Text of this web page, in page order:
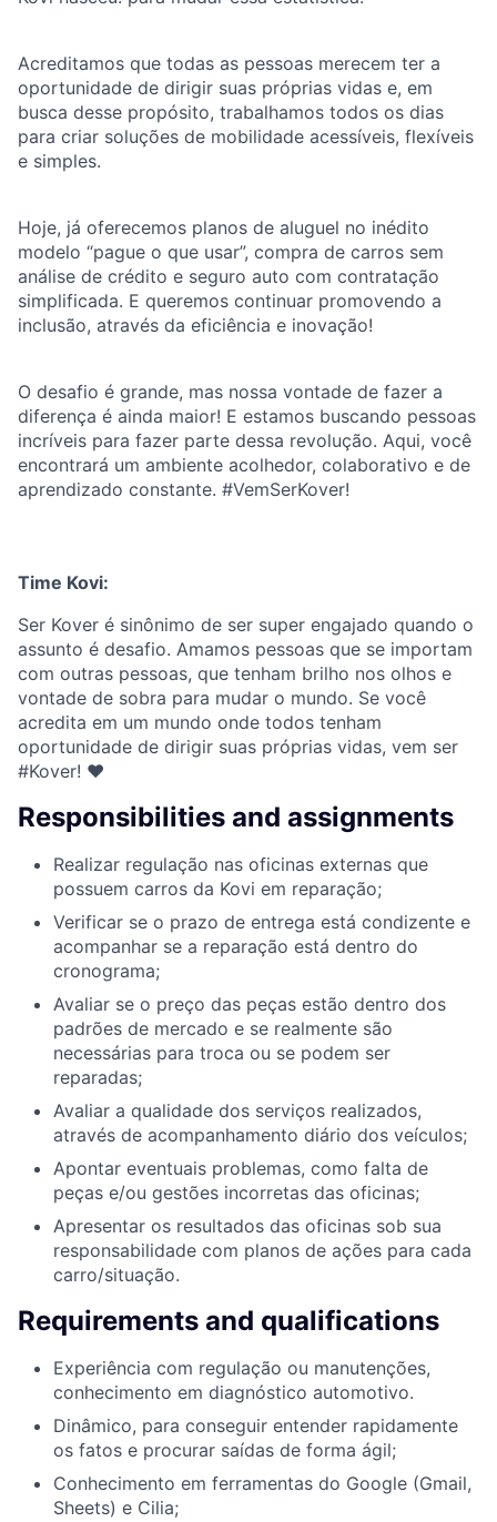
Acreditamos que todas as pessoas merecem ter a
oportunidade de dirigir suas próprias vidas e, em
busca desse propósito, trabalhamos todos os dias
para criar soluções de mobilidade acessíveis, flexíveis
e simples.
Hoje, já oferecemos planos de aluguel no inédito
modelo “pague o que usar”, compra de carros sem
análise de crédito e seguro auto com contratação
simplificada. E queremos continuar promovendo a
inclusão, através da eficiência e inovação!
O desafio é grande, mas nossa vontade de fazer a
diferença é ainda maior! E estamos buscando pessoas
incríveis para fazer parte dessa revolução. Aqui, você
encontrará um ambiente acolhedor, colaborativo e de
aprendizado constante. #VemSerKover!
Time Kovi:
Ser Kover é sinônimo de ser super engajado quando o
assunto é desafio. Amamos pessoas que se importam
com outras pessoas, que tenham brilho nos olhos e
vontade de sobra para mudar o mundo. Se você
acredita em um mundo onde todos tenham
oportunidade de dirigir suas próprias vidas, vem ser
#Kover! ♥
Responsibilities and assignments
Realizar regulação nas oficinas externas que
possuem carros da Kovi em reparação;
Verificar se o prazo de entrega está condizente e
acompanhar se a reparação está dentro do
cronograma;
Avaliar se o preço das peças estão dentro dos
padrões de mercado e se realmente são
necessárias para troca ou se podem ser
reparadas;
Avaliar a qualidade dos serviços realizados,
através de acompanhamento diário dos veículos;
Apontar eventuais problemas, como falta de
peças e/ou gestões incorretas das oficinas;
Apresentar os resultados das oficinas sob sua
responsabilidade com planos de ações para cada
carro/situação.
Requirements and qualifications
Experiência com regulação ou manutenções,
conhecimento em diagnóstico automotivo.
Dinâmico, para conseguir entender rapidamente
os fatos e procurar saídas de forma ágil;
Conhecimento em ferramentas do Google (Gmail,
Sheets) e Cilia;